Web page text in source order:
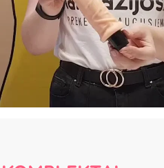
Video